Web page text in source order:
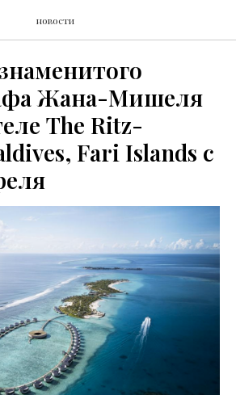
новости
Жана-Мишеля
The Ritz-
Fari Islands с